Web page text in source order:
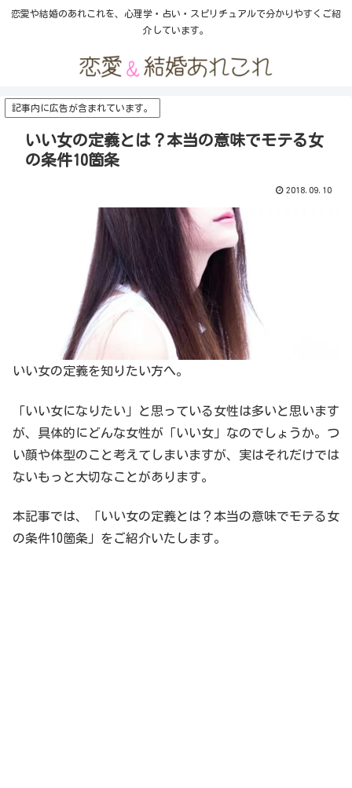
恋愛や結婚のあれこれを、心理学・占い・スピリチュアルで分かりやすくご紹
介しています。
記事内に広告が含まれています。
いい女の定義とは？本当の意味でモテる女
の条件10箇条
2018.09.10
いい女の定義を知りたい方へ。
「いい女になりたい」と思っている女性は多いと思います
が、具体的にどんな女性が「いい女」なのでしょうか。つ
い顔や体型のこと考えてしまいますが、実はそれだけでは
ないもっと大切なことがあります。
本記事では、「いい女の定義とは？本当の意味でモテる女
の条件10箇条」をご紹介いたします。